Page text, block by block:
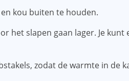
kou buiten te houden.
het slapen gaan lager. Je
zodat de warmte in de